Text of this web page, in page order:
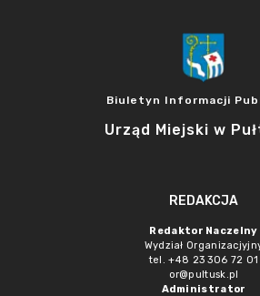
Biuletyn Informacji
Urząd Miejski w
REDAKCJA
Redaktor Naczelny
Wydział
tel. +48 23 306 72 01
or@pultusk.pl
Administrator